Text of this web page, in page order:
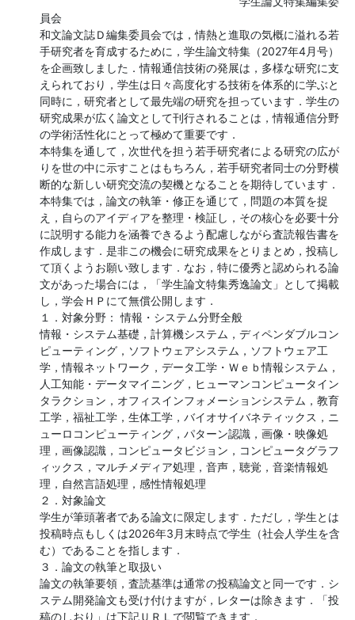
員会
和文論文誌Ｄ編集委員会では，情熱と進取の気概に溢れる若
手研究者を育成するために，学生論文特集（2027年4月号）
を企画致しました．情報通信技術の発展は，多様な研究に支
えられており，学生は日々高度化する技術を体系的に学ぶと
同時に，研究者として最先端の研究を担っています．学生の
研究成果が広く論文として刊行されることは，情報通信分野
の学術活性化にとって極めて重要です．
本特集を通して，次世代を担う若手研究者による研究の広が
りを世の中に示すことはもちろん，若手研究者同士の分野横
断的な新しい研究交流の契機となることを期待しています．
本特集では，論文の執筆・修正を通じて，問題の本質を捉
え，自らのアイディアを整理・検証し，その核心を必要十分
に説明する能力を涵養できるよう配慮しながら査読報告書を
作成します．是非この機会に研究成果をとりまとめ，投稿し
て頂くようお願い致します．なお，特に優秀と認められる論
文があった場合には，「学生論文特集秀逸論文」として掲載
し，学会ＨＰにて無償公開します．
１．対象分野： 情報・システム分野全般
情報・システム基礎，計算機システム，ディペンダブルコン
ピューティング，ソフトウェアシステム，ソフトウェア工
学，情報ネットワーク，データ工学・Ｗｅｂ情報システム，
人工知能・データマイニング，ヒューマンコンピュータイン
タラクション，オフィスインフォメーションシステム，教育
工学，福祉工学，生体工学，バイオサイバネティックス，ニ
ューロコンピューティング，パターン認識，画像・映像処
理，画像認識，コンピュータビジョン，コンピュータグラフ
ィックス，マルチメディア処理，音声，聴覚，音楽情報処
理，自然言語処理，感性情報処理
２．対象論文
学生が筆頭著者である論文に限定します．ただし，学生とは
投稿時点もしくは2026年3月末時点で学生（社会人学生を含
む）であることを指します．
３．論文の執筆と取扱い
論文の執筆要領，査読基準は通常の投稿論文と同一です．シ
ステム開発論文も受け付けますが，レターは除きます．「投